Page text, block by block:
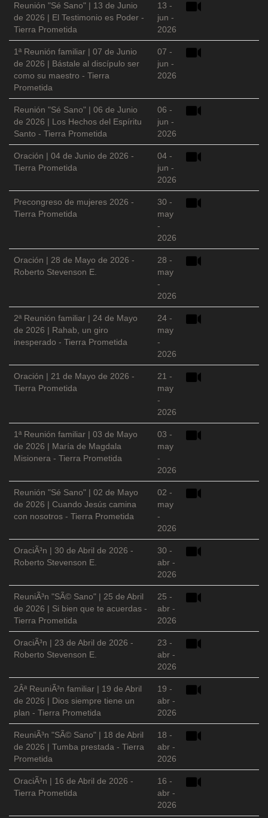
Reunión "Sé Sano" | 13 de Junio
de 2026 | El Testimonio es Poder -
Tierra Prometida
13 -
jun -
2026
1ª Reunión familiar | 07 de Junio
de 2026 | Bástale al discípulo ser
como su maestro - Tierra
Prometida
07 -
jun -
2026
Reunión "Sé Sano" | 06 de Junio
de 2026 | Los Hechos del Espíritu
Santo - Tierra Prometida
06 -
jun -
2026
Oración | 04 de Junio de 2026 -
Tierra Prometida
04 -
jun -
2026
Precongreso de mujeres 2026 -
Tierra Prometida
30 -
may
-
2026
Oración | 28 de Mayo de 2026 -
Roberto Stevenson E.
28 -
may
-
2026
2ª Reunión familiar | 24 de Mayo
de 2026 | Rahab, un giro
inesperado - Tierra Prometida
24 -
may
-
2026
Oración | 21 de Mayo de 2026 -
Tierra Prometida
21 -
may
-
2026
1ª Reunión familiar | 03 de Mayo
de 2026 | María de Magdala
Misionera - Tierra Prometida
03 -
may
-
2026
Reunión "Sé Sano" | 02 de Mayo
de 2026 | Cuando Jesús camina
con nosotros - Tierra Prometida
02 -
may
-
2026
OraciÃ³n | 30 de Abril de 2026 -
Roberto Stevenson E.
30 -
abr -
2026
ReuniÃ³n "SÃ© Sano" | 25 de Abril
de 2026 | Si bien que te acuerdas -
Tierra Prometida
25 -
abr -
2026
OraciÃ³n | 23 de Abril de 2026 -
Roberto Stevenson E.
23 -
abr -
2026
2Âª ReuniÃ³n familiar | 19 de Abril
de 2026 | Dios siempre tiene un
plan - Tierra Prometida
19 -
abr -
2026
ReuniÃ³n "SÃ© Sano" | 18 de Abril
de 2026 | Tumba prestada - Tierra
Prometida
18 -
abr -
2026
OraciÃ³n | 16 de Abril de 2026 -
Tierra Prometida
16 -
abr -
2026